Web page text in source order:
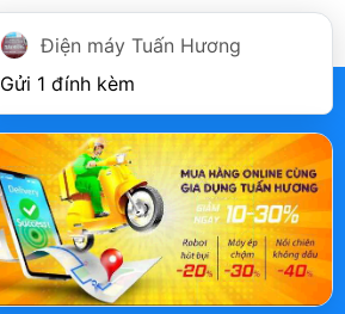
Điện máy Tuấn Hương
Gửi 1 đính kèm